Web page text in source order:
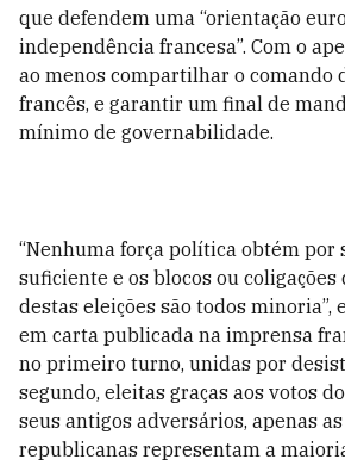
que defendem uma “orientação
independência francesa”. Com o
ao menos compartilhar o comando
francês, e garantir um final de
mínimo de governabilidade.
“Nenhuma força política obtém por
suficiente e os blocos ou
destas eleições são todos minoria”,
em carta publicada na imprensa
no primeiro turno, unidas por
segundo, eleitas graças aos votos
seus antigos adversários, apenas
republicanas representam a